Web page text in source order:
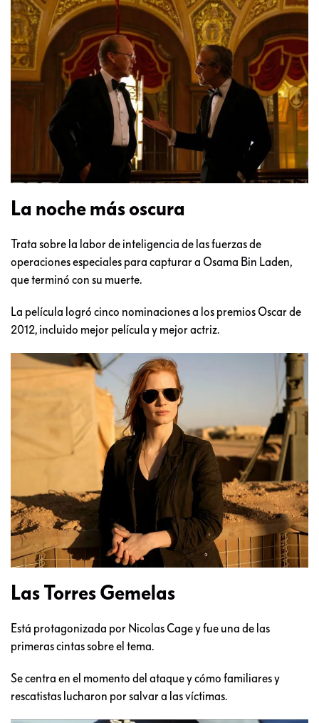
La noche más oscura
Trata sobre la labor de inteligencia de las fuerzas de
operaciones especiales para capturar a Osama Bin Laden,
que terminó con su muerte.
La película logró cinco nominaciones a los premios Oscar de
2012, incluido mejor película y mejor actriz.
Las Torres Gemelas
Está protagonizada por Nicolas Cage y fue una de las
primeras cintas sobre el tema.
Se centra en el momento del ataque y cómo familiares y
rescatistas lucharon por salvar a las víctimas.